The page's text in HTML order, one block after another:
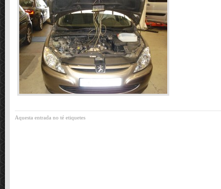
Aquesta entrada no té etiquetes